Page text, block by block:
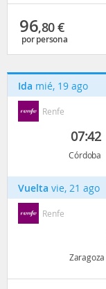
96,80€
por persona
Ida mié, 19 ago
Renfe
07:42
Córdoba
Vuelta vie, 21 ago
Renfe